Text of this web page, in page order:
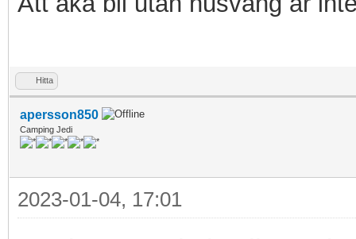
Hitta
apersson850
Camping Jedi
2023-01-04, 17:01